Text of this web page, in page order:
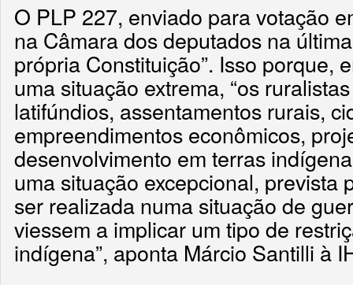
O PLP 227, enviado para votação
na Câmara dos deputados na
própria Constituição”. Isso porque,
uma situação extrema, “os
latifúndios, assentamentos rurais,
empreendimentos econômicos,
desenvolvimento em terras
uma situação excepcional, prevista
ser realizada numa situação de
viessem a implicar um tipo de
indígena”, aponta Márcio Santilli à